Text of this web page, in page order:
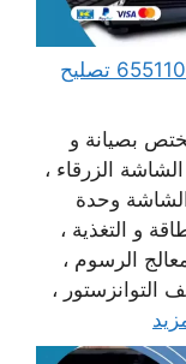
مهندس كمبيوتر العارضية الصناعية 65511033 تصليح
بصيانة و
الزرقاء ،
وحدة
و التغذية ،
الرسوم ،
التوانزستور ،